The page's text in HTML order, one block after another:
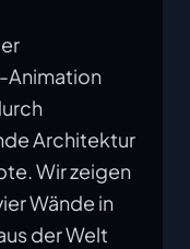
Animation
Architektur
Wir zeigen
Wände in
der Welt